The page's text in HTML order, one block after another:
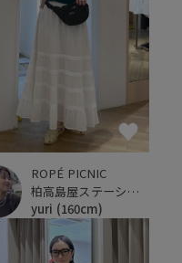
ROPÉ PICNIC
柏高島屋ステーションモール
yuri (160cm)